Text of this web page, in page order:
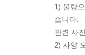
1) 불량
습니다.
관련 사
2) 사양